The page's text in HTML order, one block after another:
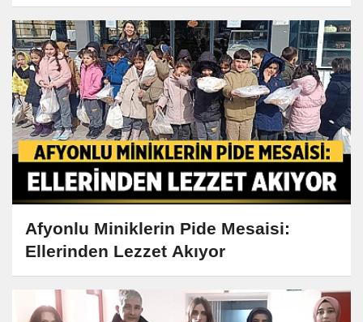
Afyonlu Miniklerin Pide Mesaisi:
Ellerinden Lezzet Akıyor